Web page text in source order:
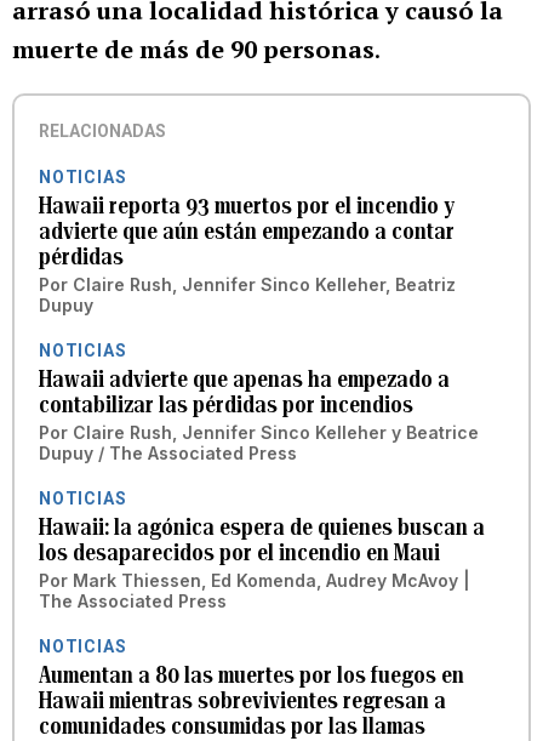
arrasó una localidad histórica y causó la
muerte de más de 90 personas.
RELACIONADAS
NOTICIAS
Hawaii reporta 93 muertos por el incendio y
advierte que aún están empezando a contar
pérdidas
Por Claire Rush, Jennifer Sinco Kelleher, Beatriz
Dupuy
NOTICIAS
Hawaii advierte que apenas ha empezado a
contabilizar las pérdidas por incendios
Por Claire Rush, Jennifer Sinco Kelleher y Beatrice
Dupuy / The Associated Press
NOTICIAS
Hawaii: la agónica espera de quienes buscan a
los desaparecidos por el incendio en Maui
Por Mark Thiessen, Ed Komenda, Audrey McAvoy |
The Associated Press
NOTICIAS
Aumentan a 80 las muertes por los fuegos en
Hawaii mientras sobrevivientes regresan a
comunidades consumidas por las llamas